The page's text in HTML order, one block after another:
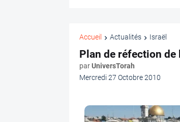
Accueil Actualités Israël
Plan de réfection de
parUniversTorah
Mercredi 27 Octobre 2010